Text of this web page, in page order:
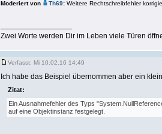
Moderiert von
Th69: Weitere Rechtschreibfehler
Zwei Worte werden Dir im Leben viele Türen
Verfasst: Mi 10.02.16 14:49
Ich habe das Beispiel übernommen aber ein
Zitat:
Ein Ausnahmefehler des Typs
auf eine Objektinstanz festgelegt.